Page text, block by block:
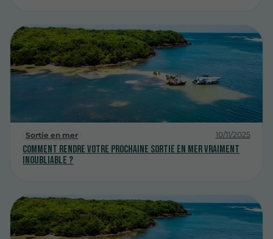
Sortie en mer 10/11/2025
Comment rendre votre prochaine sortie en mer vraiment
inoubliable ?